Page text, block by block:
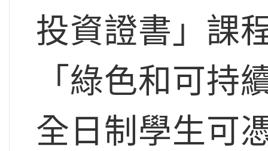
投資證書」課
「綠色和可持
全日制學生可